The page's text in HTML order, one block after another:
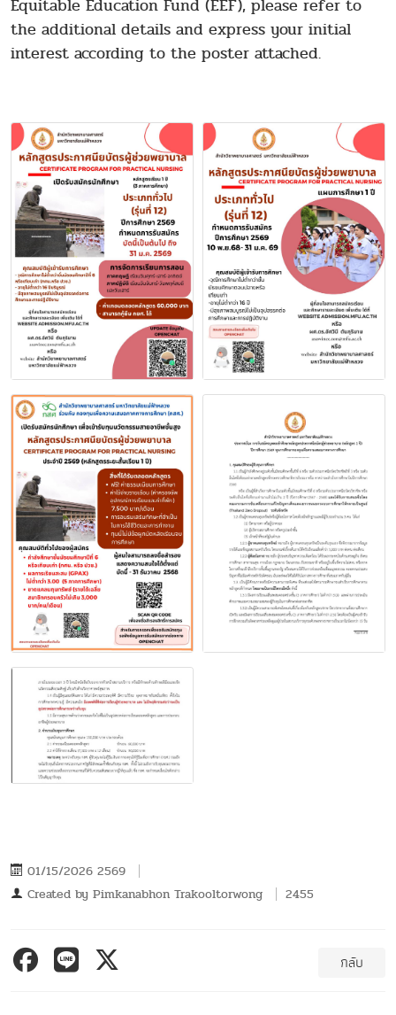
Equitable Education Fund (EEF), please refer to
the additional details and express your initial
interest according to the poster attached.
01/15/2026 2569
Created by Pimkanabhon Trakooltorwong 2455
กลับ